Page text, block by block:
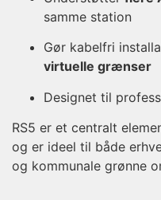
samme station
Gør kabelfri
virtuelle grænser
Designet til
RS5 er et centralt
og er ideel til både
og kommunale grønne